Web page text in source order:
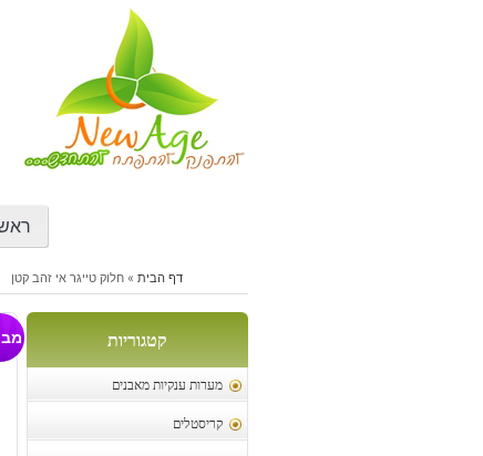
דף הבית »חלוק טייגר אי זהב קטן
קטגוריות
מערות ענקיות מאבנים
קריסטלים